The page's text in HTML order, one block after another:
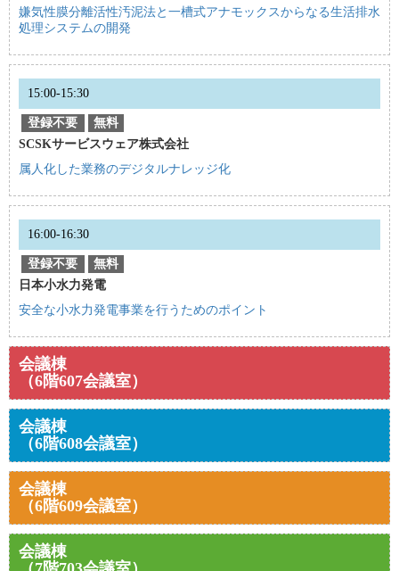
嫌気性膜分離活性汚泥法と一槽式アナモックスからなる生活排水
処理システムの開発
15:00-15:30
登録不要
無料
SCSKサービスウェア株式会社
属人化した業務のデジタルナレッジ化
16:00-16:30
登録不要
無料
日本小水力発電
安全な小水力発電事業を行うためのポイント
会議棟
（6階607会議室）
会議棟
（6階608会議室）
会議棟
（6階609会議室）
会議棟